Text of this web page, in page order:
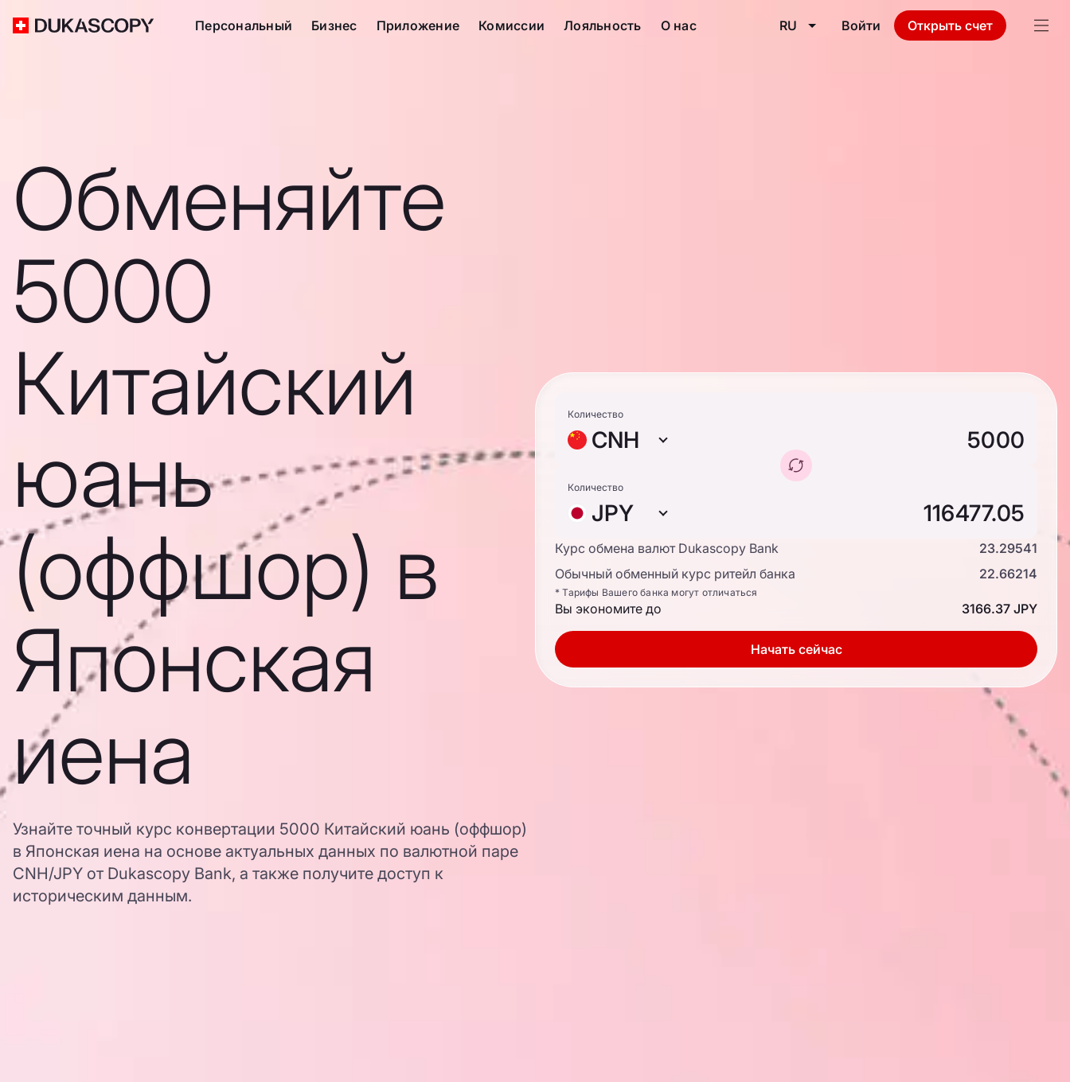
Персональный Бизнес Приложение Комиссии Лояльность О нас RU Войти Открыть счет
Обменяйте
5000
Китайский
юань
(оффшор) в
Японская
иена
Узнайте точный курс конвертации 5000 Китайский юань (оффшор)
в Японская иена на основе актуальных данных по валютной паре
CNH/JPY от Dukascopy Bank, а также получите доступ к
историческим данным.
Количество
CNH
Количество
JPY
Курс обмена валют Dukascopy Bank
23.29541
Обычный обменный курс ритейл банка
22.66214
* Тарифы Вашего банка могут отличаться
Вы экономите до 3166.37 JPY
Начать сейчас